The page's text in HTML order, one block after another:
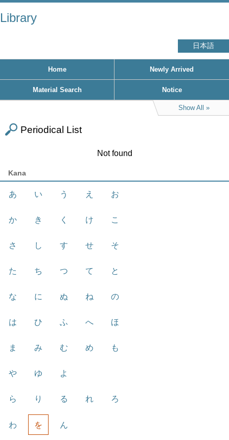
Library
日本語
Home Newly Arrived
Material Search Notice
Show All
Periodical List
Not found
Kana
あ い う え お
か き く け こ
さ し す せ そ
た ち つ て と
な に ぬ ね の
は ひ ふ へ ほ
ま み む め も
や ゆ よ
ら り る れ ろ
わ を ん